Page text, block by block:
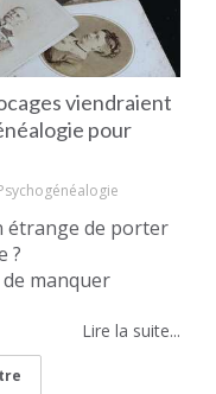
viendraient
pour
étrange de porter
?
manquer
Lire la suite...